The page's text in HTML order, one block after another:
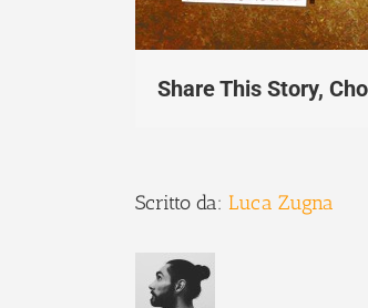
Share This Story,
Scritto da: Luca Zugna